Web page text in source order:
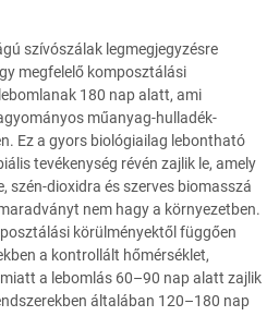
szívószálak legmegjegyzésre
megfelelő komposztálási
180 nap alatt, ami
műanyag-hulladék-
Ez a gyors biológiailag lebontható
tevékenység révén zajlik le, amely
szén-dioxidra és szerves biomasszá
nem hagy a környezetben.
körülményektől függően
a kontrollált hőmérséklet,
a lebomlás 60–90 nap alatt zajlik
általában 120–180 nap